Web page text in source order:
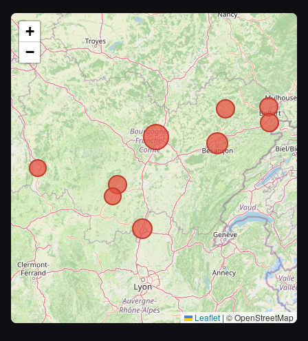
+
−
Leaflet | © OpenStreetMap